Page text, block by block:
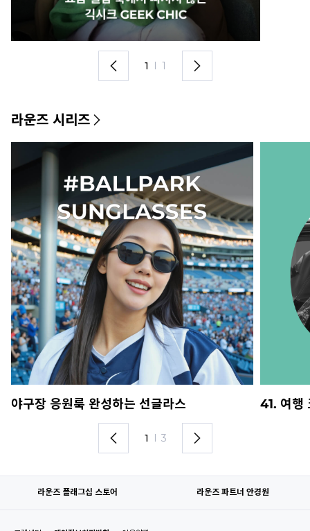
1 I 1
라운즈 시리즈
야구장 응원룩 완성하는 선글라스 41. 여행
1 I 3
라운즈 플래그십 스토어 라운즈 파트너 안경원